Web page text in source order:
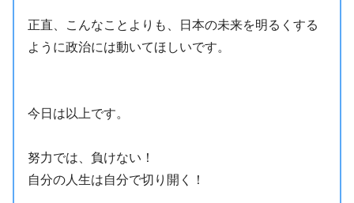
正直、こんなことよりも、日本の未来を明るくする
ように政治には動いてほしいです。
今日は以上です。
努力では、負けない！
自分の人生は自分で切り開く！